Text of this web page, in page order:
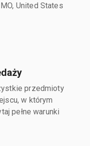
United States
przedmioty
w którym
pełne warunki